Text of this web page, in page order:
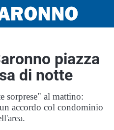
piazza
di notte
sorprese" al mattino:
accordo col condominio